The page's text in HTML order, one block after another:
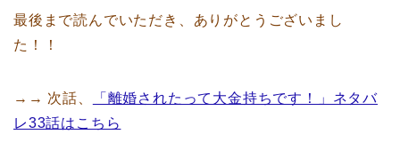
最後まで読んでいただき、ありがとうございまし
た！！
→→ 次話、
「離婚されたって大金持ちです！」ネタバ
レ33話はこちら